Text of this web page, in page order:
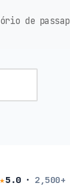
de
5.0· 2,500+